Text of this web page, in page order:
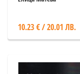
10.23 € / 20.01 ЛВ.